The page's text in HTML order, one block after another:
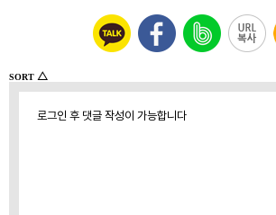
SORT △
로그인 후 댓글 작성이 가능합니다